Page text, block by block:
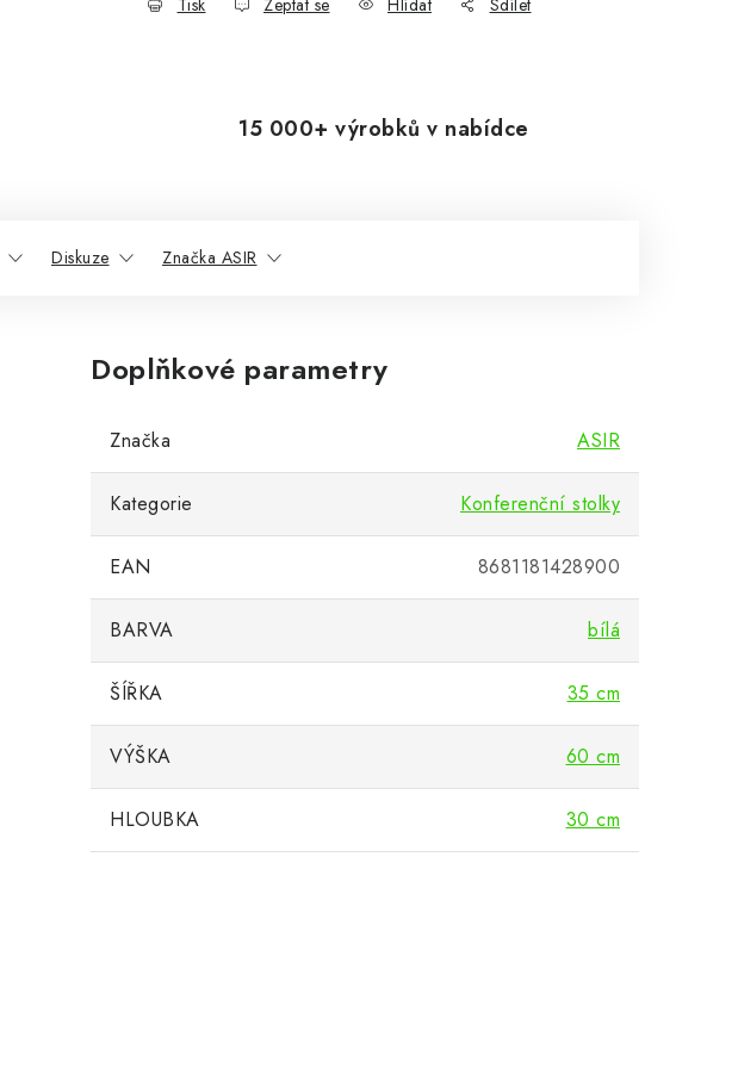
Tisk Zeptat se Hlídat Sdílet
15 000+ výrobků v nabídce
Diskuze Značka ASIR
Doplňkové parametry
Značka ASIR
Kategorie Konferenční stolky
EAN 8681181428900
BARVA bílá
ŠÍŘKA 35 cm
VÝŠKA 60 cm
HLOUBKA 30 cm